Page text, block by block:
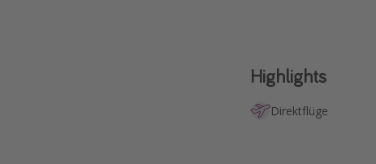
Highlights
Direktflüge